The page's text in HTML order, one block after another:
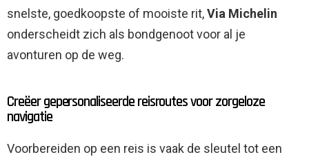
snelste, goedkoopste of mooiste rit,Via Michelin
onderscheidt zich als bondgenoot voor al je
avonturen op de weg.
Creëer gepersonaliseerde reisroutes voor zorgeloze
navigatie
Voorbereiden op een reis is vaak de sleutel tot een